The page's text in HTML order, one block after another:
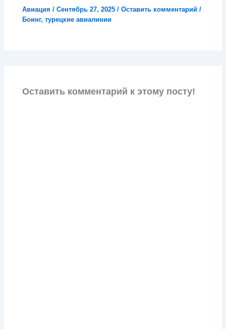
Авиация /Сентябрь 27, 2025/Оставить комментарий /
Боинг,турецкие авиалинии
Оставить комментарий к этому посту!